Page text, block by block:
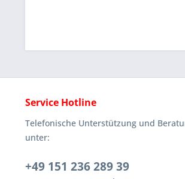
Service Hotline
Telefonische Unterstützung und
unter:
+49 151 236 289 39